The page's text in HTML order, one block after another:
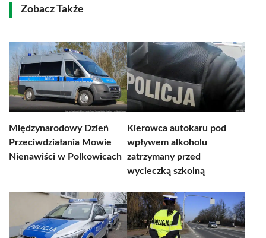
Zobacz Także
Międzynarodowy Dzień
Przeciwdziałania Mowie
Nienawiści w Polkowicach
Kierowca autokaru pod
wpływem alkoholu
zatrzymany przed
wycieczką szkolną